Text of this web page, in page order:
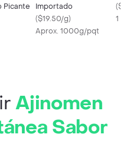
Picante
Importado
($19.50/g)
Aprox. 1000g/pqt
(
1 x
Ajinomen
Sabor